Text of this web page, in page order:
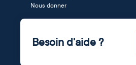
Nous donner
Besoin d'aide ?